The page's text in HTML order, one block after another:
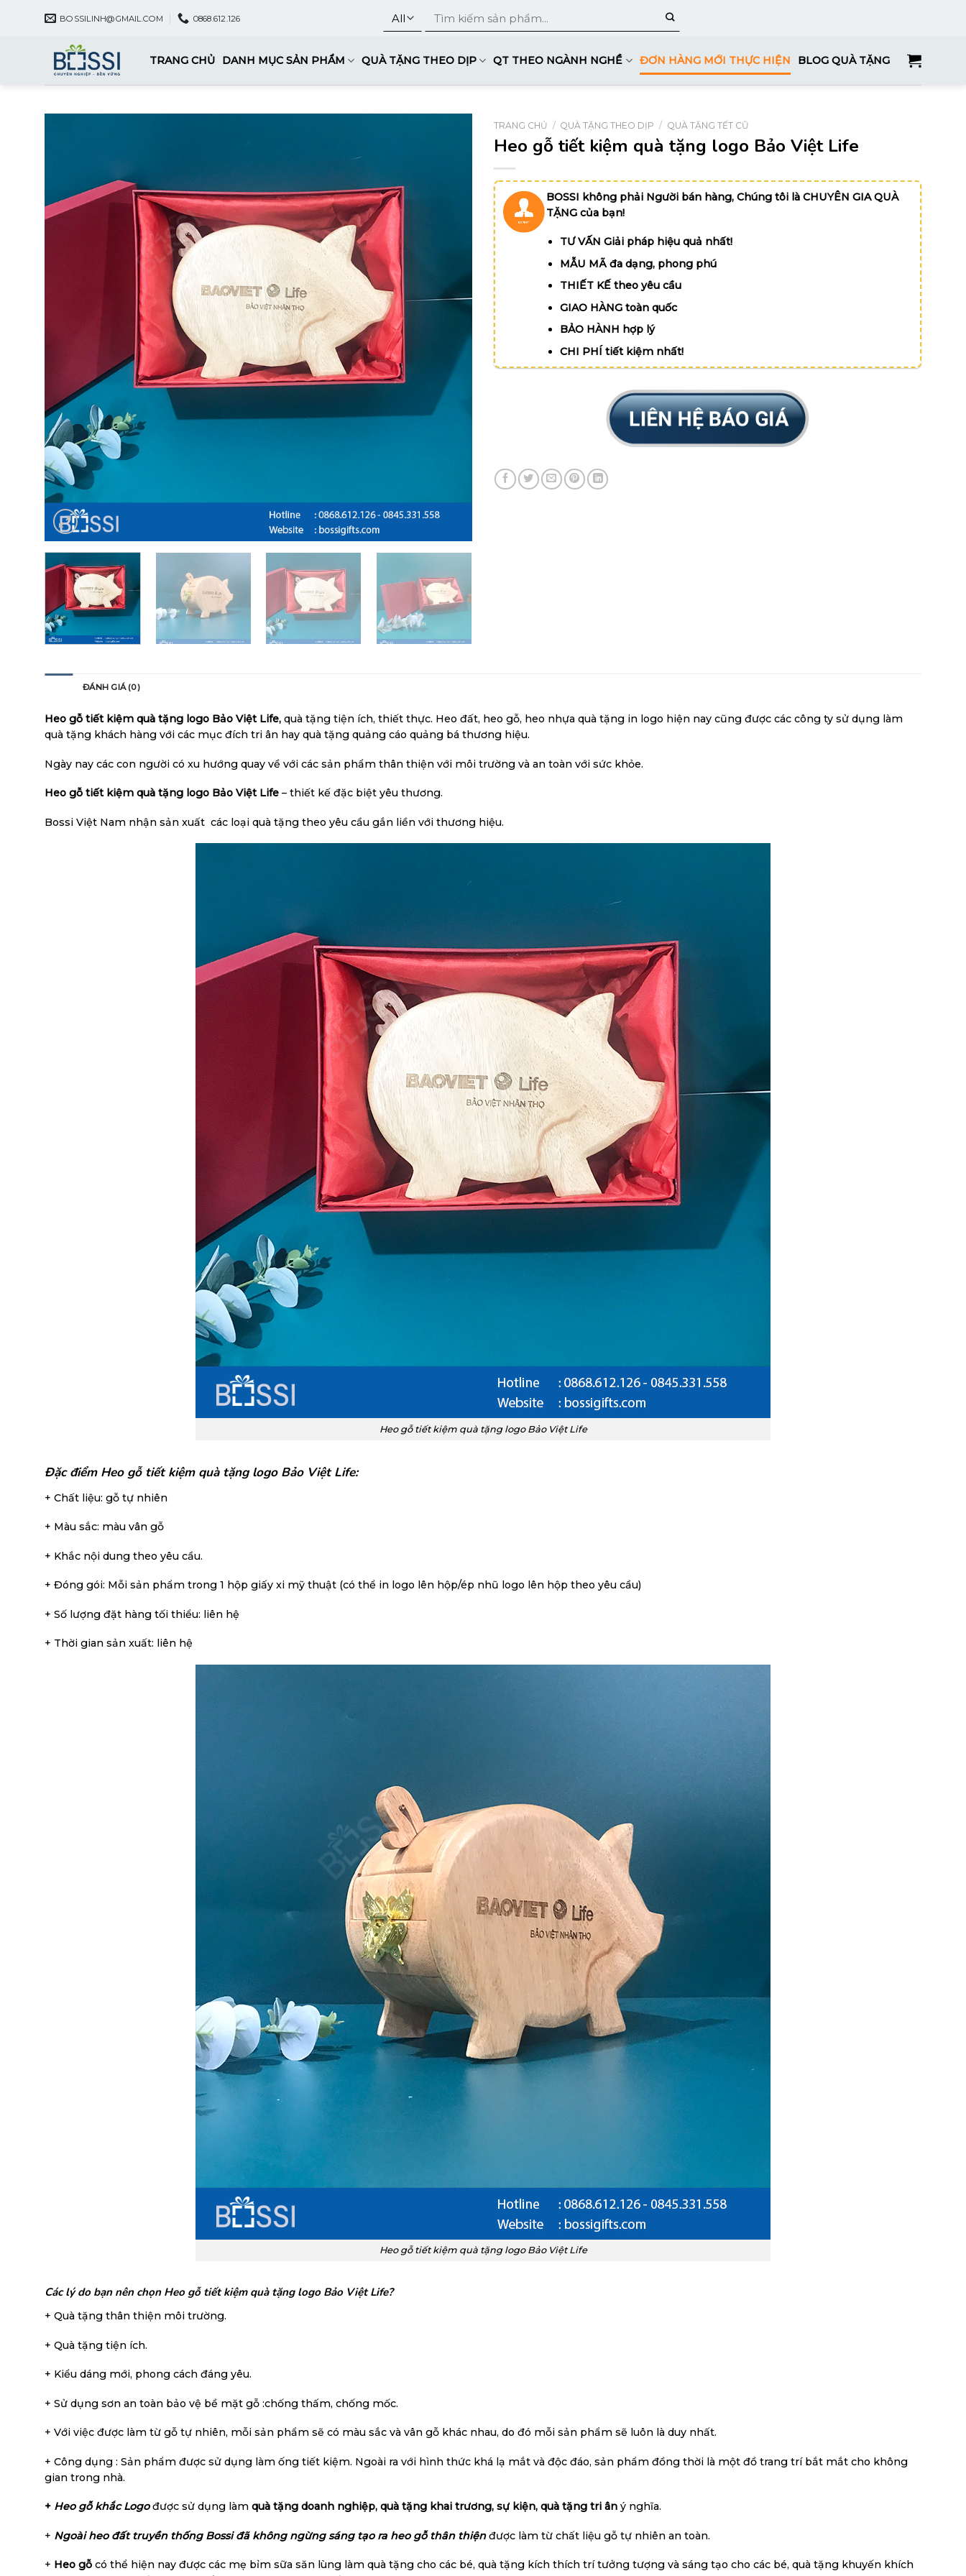
BOSSILINH@GMAIL.COM 0868.612.126
TRANG CHỦ DANH MỤC SẢN PHẨM QUÀ TẶNG THEO DỊP QT THEO NGÀNH NGHỀ ĐƠN HÀNG MỚI THỰC HIỆN BLOG QUÀ TẶNG
TRANG CHỦ / QUÀ TẶNG THEO DỊP / QUÀ TẶNG TẾT CŨ
Heo gỗ tiết kiệm quà tặng logo Bảo Việt Life
BOSSI không phải Người bán hàng, Chúng tôi là CHUYÊN GIA QUÀ
TẶNG của bạn!
TƯ VẤN Giải pháp hiệu quả nhất!
MẪU MÃ đa dạng, phong phú
THIẾT KẾ theo yêu cầu
GIAO HÀNG toàn quốc
BẢO HÀNH hợp lý
CHI PHÍ tiết kiệm nhất!
ĐÁNH GIÁ (0)
Heo gỗ tiết kiệm quà tặng logo Bảo Việt Life, quà tặng tiện ích, thiết thực. Heo đất, heo gỗ, heo nhựa quà tặng in logo hiện nay cũng được các công ty sử dụng làm
quà tặng khách hàng với các mục đích tri ân hay quà tặng quảng cáo quảng bá thương hiệu.
Ngày nay các con người có xu hướng quay về với các sản phẩm thân thiện với môi trường và an toàn với sức khỏe.
Heo gỗ tiết kiệm quà tặng logo Bảo Việt Life – thiết kế đặc biệt yêu thương.
Bossi Việt Nam nhận sản xuất các loại quà tặng theo yêu cầu gắn liền với thương hiệu.
Heo gỗ tiết kiệm quà tặng logo Bảo Việt Life
Đặc điểm Heo gỗ tiết kiệm quà tặng logo Bảo Việt Life:
+ Chất liệu: gỗ tự nhiên
+ Màu sắc: màu vân gỗ
+ Khắc nội dung theo yêu cầu.
+ Đóng gói: Mỗi sản phẩm trong 1 hộp giấy xi mỹ thuật (có thể in logo lên hộp/ép nhũ logo lên hộp theo yêu cầu)
+ Số lượng đặt hàng tối thiểu: liên hệ
+ Thời gian sản xuất: liên hệ
Heo gỗ tiết kiệm quà tặng logo Bảo Việt Life
Các lý do bạn nên chọn Heo gỗ tiết kiệm quà tặng logo Bảo Việt Life?
+ Quà tặng thân thiện môi trường.
+ Quà tặng tiện ích.
+ Kiểu dáng mới, phong cách đáng yêu.
+ Sử dụng sơn an toàn bảo vệ bề mặt gỗ :chống thấm, chống mốc.
+ Với việc được làm từ gỗ tự nhiên, mỗi sản phẩm sẽ có màu sắc và vân gỗ khác nhau, do đó mỗi sản phẩm sẽ luôn là duy nhất.
+ Công dụng : Sản phẩm được sử dụng làm ống tiết kiệm. Ngoài ra với hình thức khá lạ mắt và độc đáo, sản phẩm đồng thời là một đồ trang trí bắt mắt cho không
gian trong nhà.
+ Heo gỗ khắc Logođược sử dụng làm quà tặng doanh nghiệp, quà tặng khai trương, sự kiện, quà tặng tri ân ý nghĩa.
+ Ngoài heo đất truyền thống Bossi đã không ngừng sáng tạo ra heo gỗ thân thiệnđược làm từ chất liệu gỗ tự nhiên an toàn.
+ Heo gỗ có thể hiện nay được các mẹ bỉm sữa săn lùng làm quà tặng cho các bé, quà tặng kích thích trí tưởng tượng và sáng tạo cho các bé, quà tặng khuyến khích